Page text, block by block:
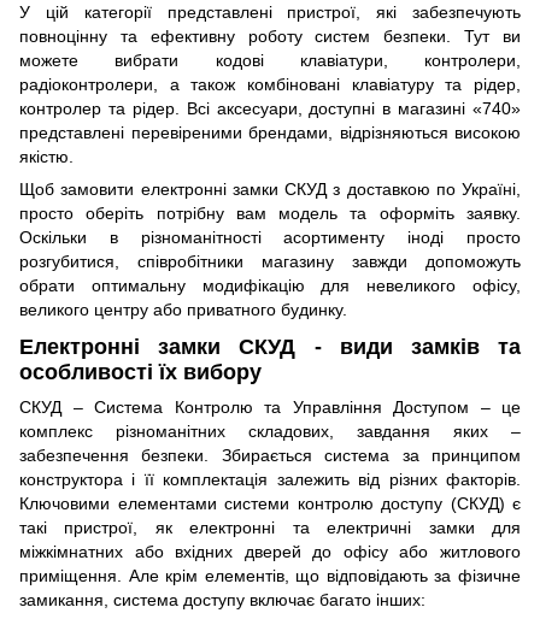
У цій категорії представлені пристрої, які забезпечують
повноцінну та ефективну роботу систем безпеки. Тут ви
можете вибрати кодові клавіатури, контролери,
радіоконтролери, а також комбіновані клавіатуру та рідер,
контролер та рідер. Всі аксесуари, доступні в магазині «740»
представлені перевіреними брендами, відрізняються високою
якістю.
Щоб замовити електронні замки СКУД з доставкою по Україні,
просто оберіть потрібну вам модель та оформіть заявку.
Оскільки в різноманітності асортименту іноді просто
розгубитися, співробітники магазину завжди допоможуть
обрати оптимальну модифікацію для невеликого офісу,
великого центру або приватного будинку.
Електронні замки СКУД - види замків та
особливості їх вибору
СКУД – Система Контролю та Управління Доступом – це
комплекс різноманітних складових, завдання яких –
забезпечення безпеки. Збирається система за принципом
конструктора і її комплектація залежить від різних факторів.
Ключовими елементами системи контролю доступу (СКУД) є
такі пристрої, як електронні та електричні замки для
міжкімнатних або вхідних дверей до офісу або житлового
приміщення. Але крім елементів, що відповідають за фізичне
замикання, система доступу включає багато інших: